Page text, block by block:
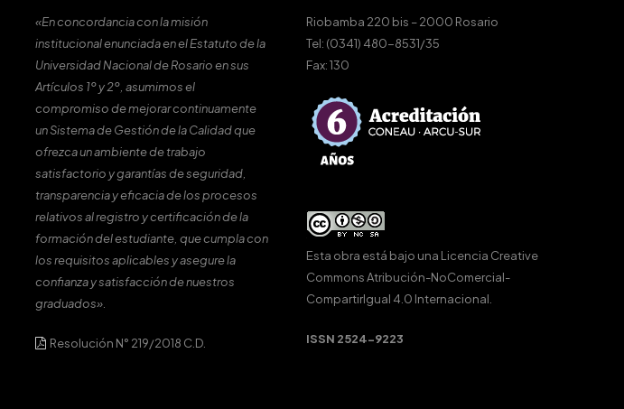
«En concordancia con la misión
institucional enunciada en el Estatuto de la
Universidad Nacional de Rosario en sus
Artículos 1º y 2º, asumimos el
compromiso de mejorar continuamente
un Sistema de Gestión de la Calidad que
ofrezca un ambiente de trabajo
satisfactorio y garantías de seguridad,
transparencia y eficacia de los procesos
relativos al registro y certificación de la
formación del estudiante, que cumpla con
los requisitos aplicables y asegure la
confianza y satisfacción de nuestros
graduados».
Resolución N° 219/2018 C.D.
Riobamba 220 bis – 2000 Rosario
Tel: (0341) 480-8531/35
Fax: 130
Esta obra está bajo una Licencia Creative
Commons Atribución-NoComercial-
CompartirIgual 4.0 Internacional
ISSN 2524-9223